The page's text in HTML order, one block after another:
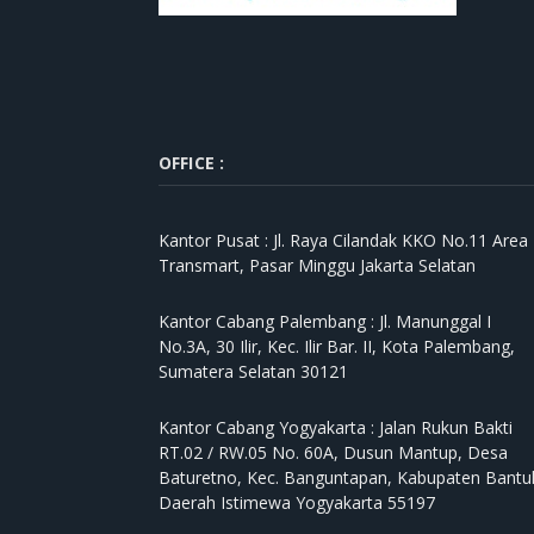
OFFICE :
Kantor Pusat : Jl. Raya Cilandak KKO No.11 Area
Transmart, Pasar Minggu Jakarta Selatan
Kantor Cabang Palembang : Jl. Manunggal I
No.3A, 30 Ilir, Kec. Ilir Bar. II, Kota Palembang,
Sumatera Selatan 30121
Kantor Cabang Yogyakarta : Jalan Rukun Bakti
RT.02 / RW.05 No. 60A, Dusun Mantup, Desa
Baturetno, Kec. Banguntapan, Kabupaten
Daerah Istimewa Yogyakarta 55197